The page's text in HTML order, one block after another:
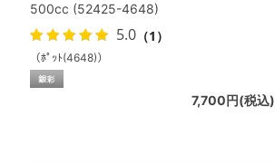
500cc (52425-4648)
5.0 （1）
（ﾎﾟｯﾄ(4648)）
7,700円(税込)